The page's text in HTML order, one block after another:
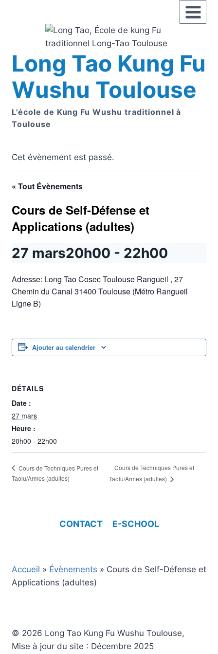
Long Tao Kung Fu
Wushu Toulouse
L'école de Kung Fu Wushu traditionnel à
Toulouse
Cet évènement est passé.
« Tout Évènements
Cours de Self-Défense et
Applications (adultes)
27 mars20h00 - 22h00
Adresse: Long Tao Cosec Toulouse Rangueil , 27
Chemin du Canal 31400 Toulouse (Métro Rangueil
Ligne B)
Ajouter au calendrier
DÉTAILS
Date :
27 mars
Heure :
20h00 - 22h00
Cours de Techniques Pures et
Taolu/Armes (adultes)
Cours de Techniques Pures et
Taolu/Armes (adultes)
CONTACT E-SCHOOL
Accueil » Évènements » Cours de Self-Défense et
Applications (adultes)
© 2026 Long Tao Kung Fu Wushu Toulouse,
Mise à jour du site : Décembre 2025